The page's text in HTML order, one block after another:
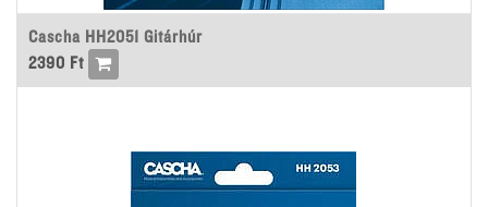
Cascha HH2051 Gitárhúr
2390 Ft